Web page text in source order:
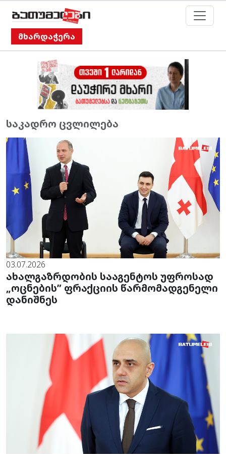
მხარდაჭერა
საკადრო ცვლილება
03.07.2026
ახალგაზრდობის სააგენტოს უფროსად
„ოცნების” ფრაქციის წარმომადგენელი
დანიშნეს